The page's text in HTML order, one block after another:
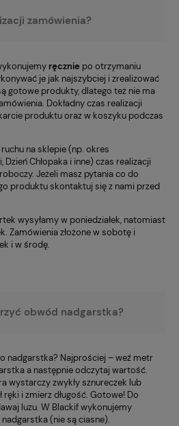
zamówienia?
ręcznie po otrzymaniu
je jak najszybciej i zrealizować
gotowe produkty, dlatego też nie ma
Dokładny czas realizacji
produktu oraz w koszyku podczas
na sklepie (np. okres
Chłopaka i inne) czas realizacji
Jeżeli masz pytania co do
produktu skontaktuj się z nami przed
wysyłamy w poniedziałek, natomiast
Zamówienia złożone w sobotę i
i w środę.
obwód nadgarstka?
nadgarstka? Najprościej – weź metr
a następnie odczytaj wartość.
wystarczy zwykły sznureczek lub
i zmierz długość. Gotowe! Do
luzu. W Blackif wykonujemy
(nie są ciasne).